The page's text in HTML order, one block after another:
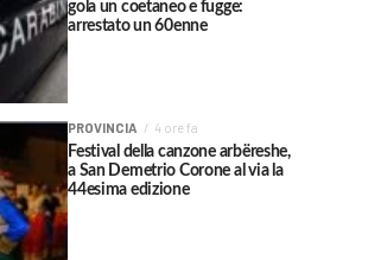
gola un coetaneo e fugge:
arrestato un 60enne
PROVINCIA 4 ore fa
Festival della canzone arbëreshe,
a San Demetrio Corone al via la
44esima edizione